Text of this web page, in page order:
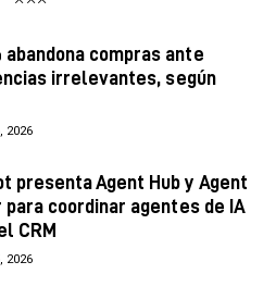
abandona compras ante
irrelevantes, según
2026
presenta Agent Hub y Agent
para coordinar agentes de IA
CRM
2026